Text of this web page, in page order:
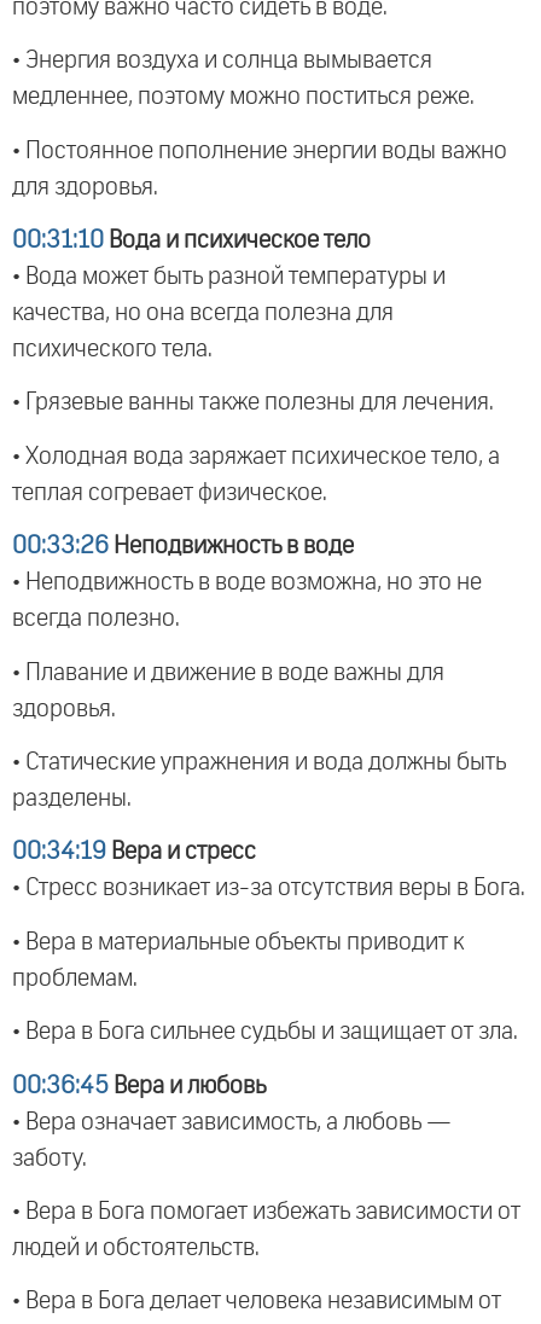
поэтому важно часто сидеть в воде.
• Энергия воздуха и солнца вымывается
медленнее, поэтому можно поститься реже.
• Постоянное пополнение энергии воды важно
для здоровья.
00:31:10 Вода и психическое тело
• Вода может быть разной температуры и
качества, но она всегда полезна для
психического тела.
• Грязевые ванны также полезны для лечения.
• Холодная вода заряжает психическое тело, а
теплая согревает физическое.
00:33:26 Неподвижность в воде
• Неподвижность в воде возможна, но это не
всегда полезно.
• Плавание и движение в воде важны для
здоровья.
• Статические упражнения и вода должны быть
разделены.
00:34:19 Вера и стресс
• Стресс возникает из-за отсутствия веры в Бога.
• Вера в материальные объекты приводит к
проблемам.
• Вера в Бога сильнее судьбы и защищает от зла.
00:36:45 Вера и любовь
• Вера означает зависимость, а любовь —
заботу.
• Вера в Бога помогает избежать зависимости от
людей и обстоятельств.
• Вера в Бога делает человека независимым от